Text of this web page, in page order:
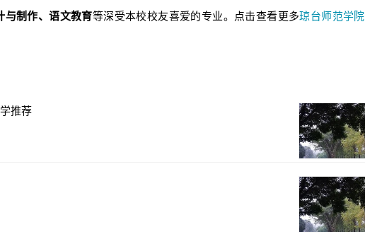
与制作、语文教育等深受本校校友喜爱的专业。点击查看更多琼台师范学院
推荐